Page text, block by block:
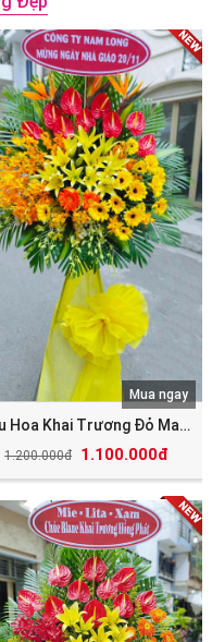
Mẫu Hoa Khai Trương Đỏ May Mắn Tài Lộc
1.200.000đ 1.100.000đ
Mua ngay